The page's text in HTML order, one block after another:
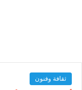
ثقافة وفنون